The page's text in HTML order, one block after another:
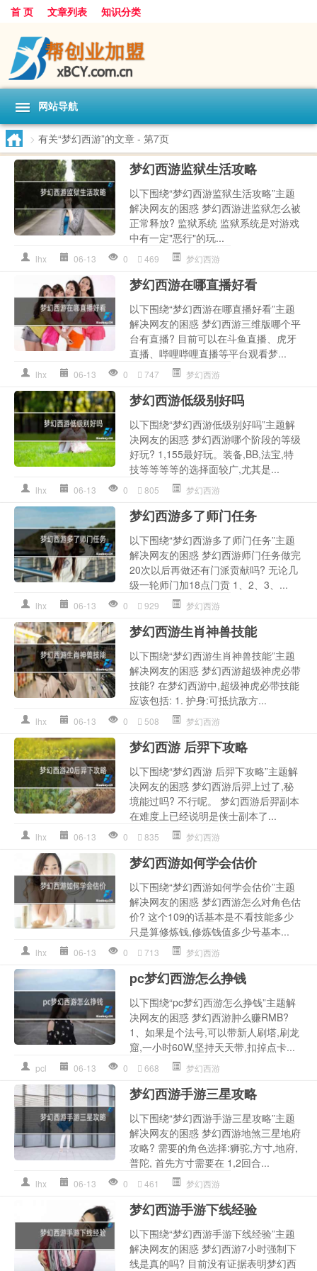
首 页 文章列表 知识分类
网站导航
> 有关“梦幻西游”的文章 - 第7页
梦幻西游监狱生活攻略
以下围绕“梦幻西游监狱生活攻略”主题
解决网友的困惑 梦幻西游进监狱怎么被
正常释放? 监狱系统 监狱系统是对游戏
中有一定"恶行"的玩...
lhx 06-13 0 469 梦幻西游
梦幻西游在哪直播好看
以下围绕“梦幻西游在哪直播好看”主题
解决网友的困惑 梦幻西游三维版哪个平
台有直播? 目前可以在斗鱼直播、虎牙
直播、哔哩哔哩直播等平台观看梦...
lhx 06-13 0 747 梦幻西游
梦幻西游低级别好吗
以下围绕“梦幻西游低级别好吗”主题解
决网友的困惑 梦幻西游哪个阶段的等级
好玩? 1,155最好玩。装备,BB,法宝,特
技等等等等的选择面较广,尤其是...
lhx 06-13 0 805 梦幻西游
梦幻西游多了师门任务
以下围绕“梦幻西游多了师门任务”主题
解决网友的困惑 梦幻西游师门任务做完
20次以后再做还有门派贡献吗? 无论几
级一轮师门加18点门贡 1、2、3、...
lhx 06-13 0 929 梦幻西游
梦幻西游生肖神兽技能
以下围绕“梦幻西游生肖神兽技能”主题
解决网友的困惑 梦幻西游超级神虎必带
技能? 在梦幻西游中,超级神虎必带技能
应该包括: 1. 护身:可抵抗敌方...
lhx 06-13 0 508 梦幻西游
梦幻西游 后羿下攻略
以下围绕“梦幻西游 后羿下攻略”主题解
决网友的困惑 梦幻西游后羿上过了,秘
境能过吗? 不行呢。 梦幻西游后羿副本
在难度上已经说明是侠士副本了...
lhx 06-13 0 835 梦幻西游
梦幻西游如何学会估价
以下围绕“梦幻西游如何学会估价”主题
解决网友的困惑 梦幻西游怎么对角色估
价? 这个109的话基本是不看技能多少
只是算修炼钱,修炼钱值多少号基本...
lhx 06-13 0 713 梦幻西游
pc梦幻西游怎么挣钱
以下围绕“pc梦幻西游怎么挣钱”主题解
决网友的困惑 梦幻西游肿么赚RMB?
1、如果是个法号,可以带新人刷塔,刷龙
窟,一小时60W,坚持天天带,扣掉点卡...
pcl 06-13 0 668 梦幻西游
梦幻西游手游三星攻略
以下围绕“梦幻西游手游三星攻略”主题
解决网友的困惑 梦幻西游地煞三星地府
攻略? 需要的角色选择:狮驼,方寸,地府,
普陀, 首先方寸需要在 1,2回合...
lhx 06-13 0 461 梦幻西游
梦幻西游手游下线经验
以下围绕“梦幻西游手游下线经验”主题
解决网友的困惑 梦幻西游7小时强制下
线是真的吗? 目前没有证据表明梦幻西